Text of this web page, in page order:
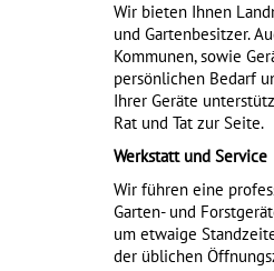
Wir bieten Ihnen
und Gartenbesitzer.
Kommunen, sowie
persönlichen Bedarf
Ihrer Geräte
Rat und Tat zur Seite.
Werkstatt und Service
Wir führen eine
Garten- und
um etwaige
der üblichen